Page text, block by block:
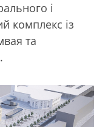
і
комплекс із
та